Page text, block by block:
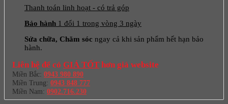
Thanh toán linh hoạt - có trả góp
Bảo hành 1 đổi 1 trong vòng 3 ngày
Sửa chữa, Chăm sóc ngay cả khi sản phẩm hết hạn bảo
hành.
Liên hệ để có GIÁ TỐT hơn giá website
Miền Bắc: 0943 980 890
Miền Trung: 0943 848 777
Miền Nam: 0902.716.230